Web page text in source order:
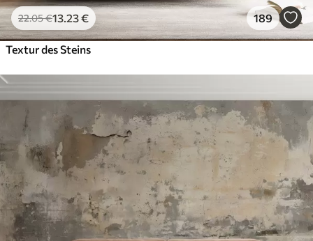
22.05€13 .23€ 189
Textur des Steins